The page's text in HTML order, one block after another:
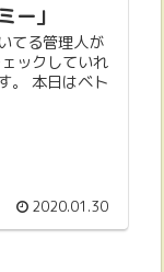
ー」
てる管理人が
ックしていれ
。 本日はベト
2020.01.30